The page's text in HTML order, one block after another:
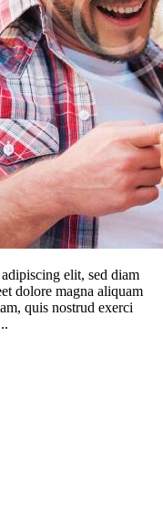
elit, sed diam
dolore magna aliquam
quis nostrud exerci